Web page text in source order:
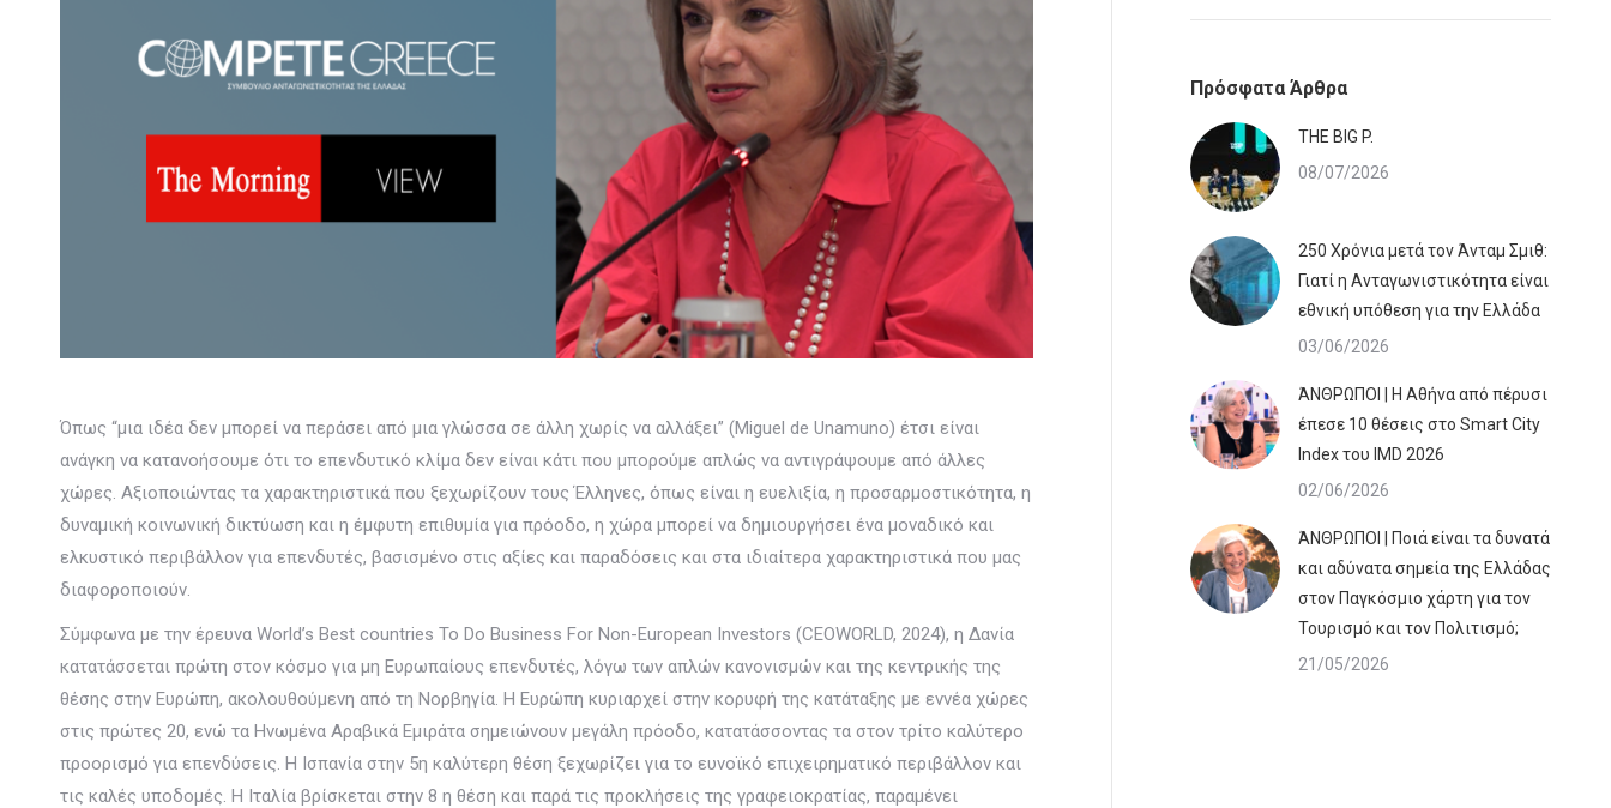
Όπως “μια ιδέα δεν μπορεί να περάσει από μια γλώσσα σε άλλη χωρίς να αλλάξει” (Miguel de Unamuno) έτσι είναι
ανάγκη να κατανοήσουμε ότι το επενδυτικό κλίμα δεν είναι κάτι που μπορούμε απλώς να αντιγράψουμε από άλλες
χώρες. Αξιοποιώντας τα χαρακτηριστικά που ξεχωρίζουν τους Έλληνες, όπως είναι η ευελιξία, η προσαρμοστικότητα, η
δυναμική κοινωνική δικτύωση και η έμφυτη επιθυμία για πρόοδο, η χώρα μπορεί να δημιουργήσει ένα μοναδικό και
ελκυστικό περιβάλλον για επενδυτές, βασισμένο στις αξίες και παραδόσεις και στα ιδιαίτερα χαρακτηριστικά που μας
διαφοροποιούν.
Σύμφωνα με την έρευνα World’s Best countries To Do Business For Non-European Investors (CEOWORLD, 2024), η Δανία
κατατάσσεται πρώτη στον κόσμο για μη Ευρωπαίους επενδυτές, λόγω των απλών κανονισμών και της κεντρικής της
θέσης στην Ευρώπη, ακολουθούμενη από τη Νορβηγία. Η Ευρώπη κυριαρχεί στην κορυφή της κατάταξης με εννέα χώρες
στις πρώτες 20, ενώ τα Ηνωμένα Αραβικά Εμιράτα σημειώνουν μεγάλη πρόοδο, κατατάσσοντας τα στον τρίτο καλύτερο
προορισμό για επενδύσεις. Η Ισπανία στην 5η καλύτερη θέση ξεχωρίζει για το ευνοϊκό επιχειρηματικό περιβάλλον και
τις καλές υποδομές. Η Ιταλία βρίσκεται στην 8 η θέση και παρά τις προκλήσεις της γραφειοκρατίας, παραμένει
Πρόσφατα Άρθρα
ΤHE BIG P.
08/07/2026
250 Χρόνια μετά τον Άνταμ Σμιθ:
Γιατί η Ανταγωνιστικότητα είναι
εθνική υπόθεση για την Ελλάδα
03/06/2026
ΆΝΘΡΩΠΟΙ | Η Αθήνα από πέρυσι
έπεσε 10 θέσεις στο Smart City
Index του IMD 2026
02/06/2026
ΆΝΘΡΩΠΟΙ | Ποιά είναι τα δυνατά
και αδύνατα σημεία της Ελλάδας
στον Παγκόσμιο χάρτη για τον
Τουρισμό και τον Πολιτισμό;
21/05/2026